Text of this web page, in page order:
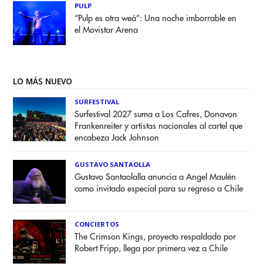
PULP
“Pulp es otra weá”: Una noche imborrable en
el Movistar Arena
LO MÁS NUEVO
SURFESTIVAL
Surfestival 2027 suma a Los Cafres, Donavon
Frankenreiter y artistas nacionales al cartel que
encabeza Jack Johnson
GUSTAVO SANTAOLLA
Gustavo Santaolalla anuncia a Angel Maulén
como invitado especial para su regreso a Chile
CONCIERTOS
The Crimson Kings, proyecto respaldado por
Robert Fripp, llega por primera vez a Chile